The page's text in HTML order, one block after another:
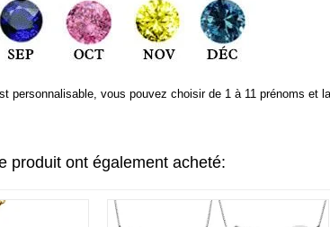
personnalisable, vous pouvez choisir de 1 à 11 prénoms
produit ont également acheté: